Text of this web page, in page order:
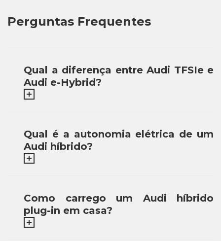
Perguntas Frequentes
Qual a diferença entre Audi TFSIe e
Audi e-Hybrid?
Qual é a autonomia elétrica de um
Audi híbrido?
Como carrego um Audi híbrido
plug-in em casa?